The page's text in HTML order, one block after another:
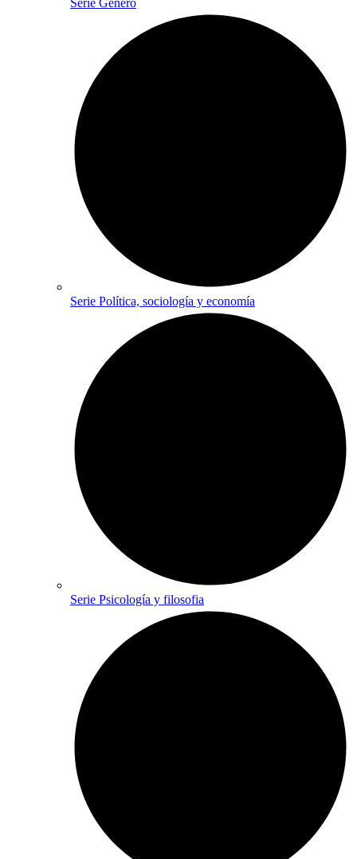
Serie Política, sociología y economía
Serie Psicología y filosofia